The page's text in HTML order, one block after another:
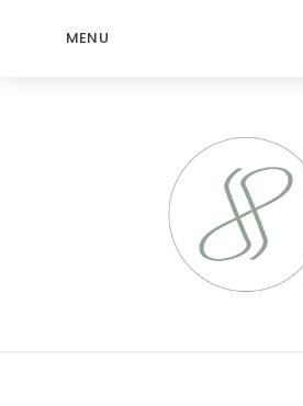
MENU